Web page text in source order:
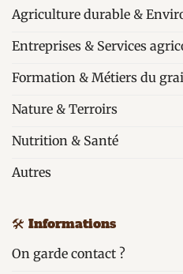
Agriculture durable &
Entreprises & Services
Formation & Métiers du
Nature & Terroirs
Nutrition & Santé
Autres
🛠️ Informations
On garde contact ?